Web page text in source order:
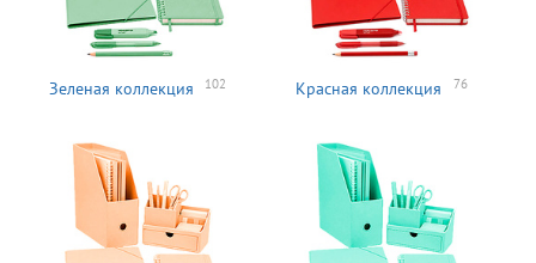
Зеленая коллекция 102 Красная коллекция 76